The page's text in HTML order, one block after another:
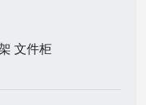
文件柜